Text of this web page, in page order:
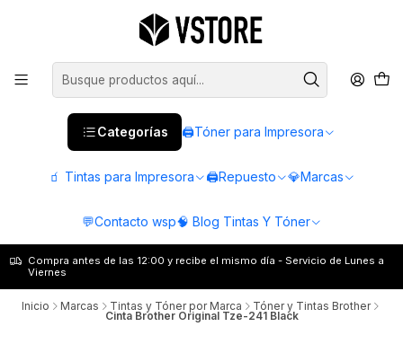
Categorías 🖨️Tóner para Impresora
🧃 Tintas para Impresora 🖨️Repuesto 💎Marcas
💬Contacto wsp🧠 Blog Tintas Y Tóner
Compra antes de las 12:00 y recibe el mismo día - Servicio de Lunes a
Viernes
Inicio Marcas Tintas y Tóner por Marca Tóner y Tintas Brother
Cinta Brother Original Tze-241 Black